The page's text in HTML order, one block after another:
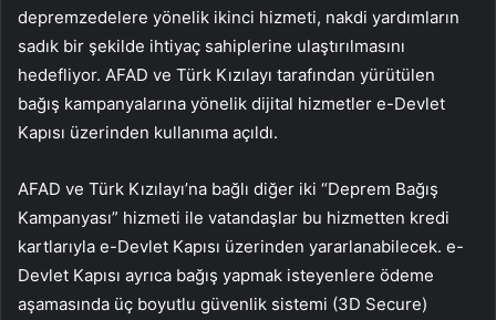
depremzedelere yönelik ikinci hizmeti, nakdi yardımların
sadık bir şekilde ihtiyaç sahiplerine ulaştırılmasını
hedefliyor. AFAD ve Türk Kızılayı tarafından yürütülen
bağış kampanyalarına yönelik dijital hizmetler e-Devlet
Kapısı üzerinden kullanıma açıldı.
AFAD ve Türk Kızılayı’na bağlı diğer iki “Deprem Bağış
Kampanyası” hizmeti ile vatandaşlar bu hizmetten kredi
kartlarıyla e-Devlet Kapısı üzerinden yararlanabilecek. e-
Devlet Kapısı ayrıca bağış yapmak isteyenlere ödeme
aşamasında üç boyutlu güvenlik sistemi (3D Secure)